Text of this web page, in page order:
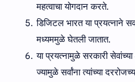
महत्वाचा योगदान करते.
डिजिटल भारत या प्रयत्नाने
मध्यममुळे घेतली जातात.
या प्रयत्नामुळे सरकारी
ज्यामुळे सर्वांना त्यांच्या